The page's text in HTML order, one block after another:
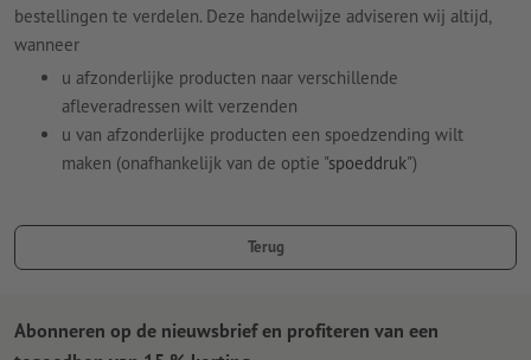
bestellingen te verdelen. Deze handelwijze adviseren wij altijd,
wanneer
u afzonderlijke producten naar verschillende
afleveradressen wilt verzenden
u van afzonderlijke producten een spoedzending wilt
maken (onafhankelijk van de optie "spoeddruk")
Terug
Abonneren op de nieuwsbrief en profiteren van een